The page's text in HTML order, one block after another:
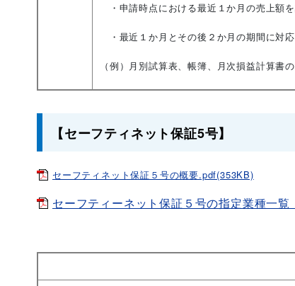
・申請時点における最近１か月の売上額を
・最近１か月とその後２か月の期間に対
（例）月別試算表、帳簿、月次損益計算書
【セーフティネット保証5号】
セーフティネット保証５号の概要.pdf(353KB)
セーフティーネット保証５号の指定業種一